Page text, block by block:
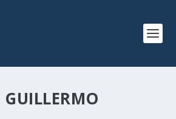
GUILLERMO